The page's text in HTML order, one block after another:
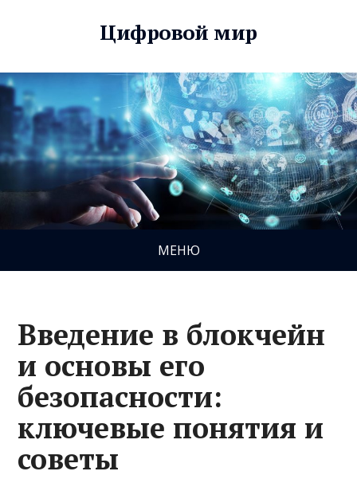
Цифровой мир
МЕНЮ
Введение в блокчейн
и основы его
безопасности:
ключевые понятия и
советы